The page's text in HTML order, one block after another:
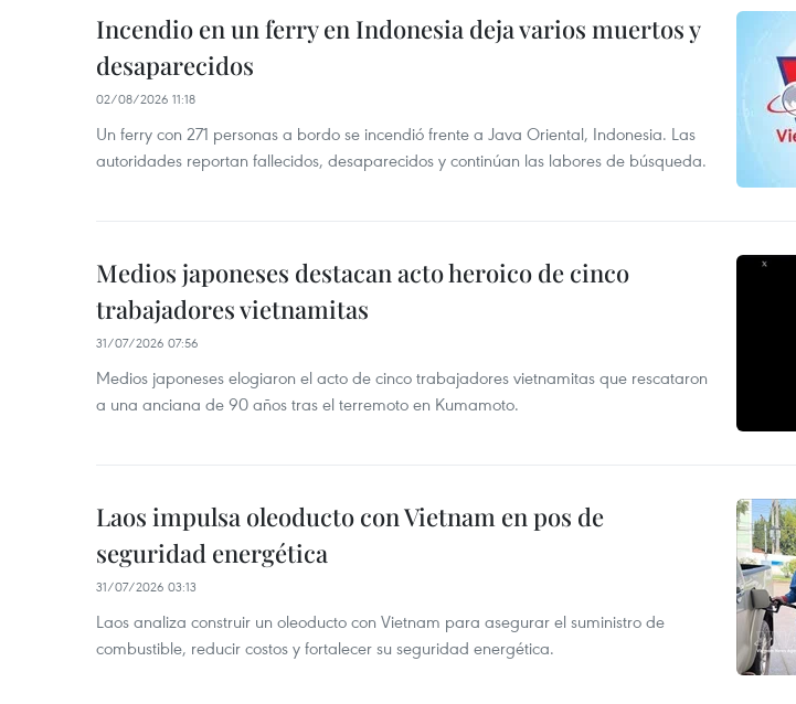
Incendio en un ferry en Indonesia deja varios muertos y
desaparecidos
02/08/2026 11:18
Un ferry con 271 personas a bordo se incendió frente a Java Oriental, Indonesia. Las
autoridades reportan fallecidos, desaparecidos y continúan las labores de búsqueda.
Medios japoneses destacan acto heroico de cinco
trabajadores vietnamitas
31/07/2026 07:56
Medios japoneses elogiaron el acto de cinco trabajadores vietnamitas que rescataron
a una anciana de 90 años tras el terremoto en Kumamoto.
Laos impulsa oleoducto con Vietnam en pos de
seguridad energética
31/07/2026 03:13
Laos analiza construir un oleoducto con Vietnam para asegurar el suministro de
combustible, reducir costos y fortalecer su seguridad energética.